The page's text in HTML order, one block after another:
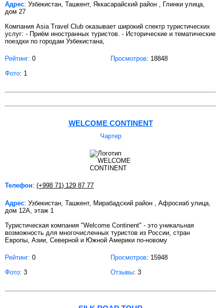
Адрес: Узбекистан, Ташкент, Яккасарайский район , Глинки улица,
дом 27
Компания Asia Travel Club оказывает широкий спектр туристических
услуг: - Приём иностранных туристов. - Исторические и тематические
поездки по городам Узбекистана,
Рейтинг: 0 Просмотров: 18848
Фото: 1
WELCOME CONTINENT
Чартер
Телефон: (+998 71) 129 87 77
Адрес: Узбекистан, Ташкент, Мирабадский район , Афросиаб улица,
дом 12А, этаж 1
Туристическая компания "Welcome Continent" - это уникальная
возможность для многочисленных туристов из России, стран
Европы, Азии, Северной и Южной Америки по-новому
Рейтинг: 0 Просмотров: 15948
Фото: 3 Отзывы: 3